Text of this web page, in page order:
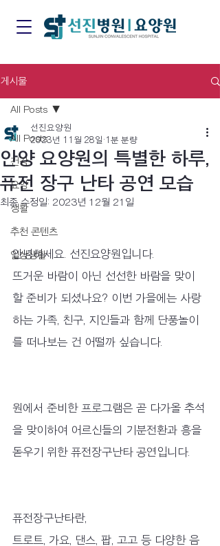
게시물
All Posts
건강
요양
생활
추천 콘텐츠
일상생활
All Posts
안양 요양원의 특별한 하루,
퓨전 장구 난타 공연 모습
선진요양원
2023년 11월 28일 1분 분량
최종 수정일: 2023년 12월 21일
안녕하세요. 선진요양원입니다.
뜨거운 바람이 아닌 선선한 바람을 맞이
할 준비가 되셨나요? 이번 가을에는 사랑
하는 가족, 친구, 지인들과 함께 단풍놀이
를 떠나보는 건 어떨까 싶습니다.
원에서 준비한 프로그램은 곧 다가올 추석
을 맞이하여 어르신들의 기분전환과 흥을
돋우기 위한 퓨전장구난타 공연입니다.
퓨전장구난타란,
트로트, 가요, 댄스, 팝, 고고 등 다양한 음